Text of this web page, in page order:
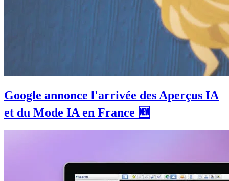
Google annonce l'arrivée des Aperçus IA
et du Mode IA en France 🆕